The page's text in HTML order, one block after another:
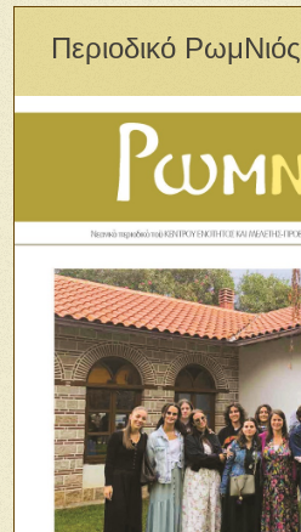
Περιοδικό ΡωμΝιός